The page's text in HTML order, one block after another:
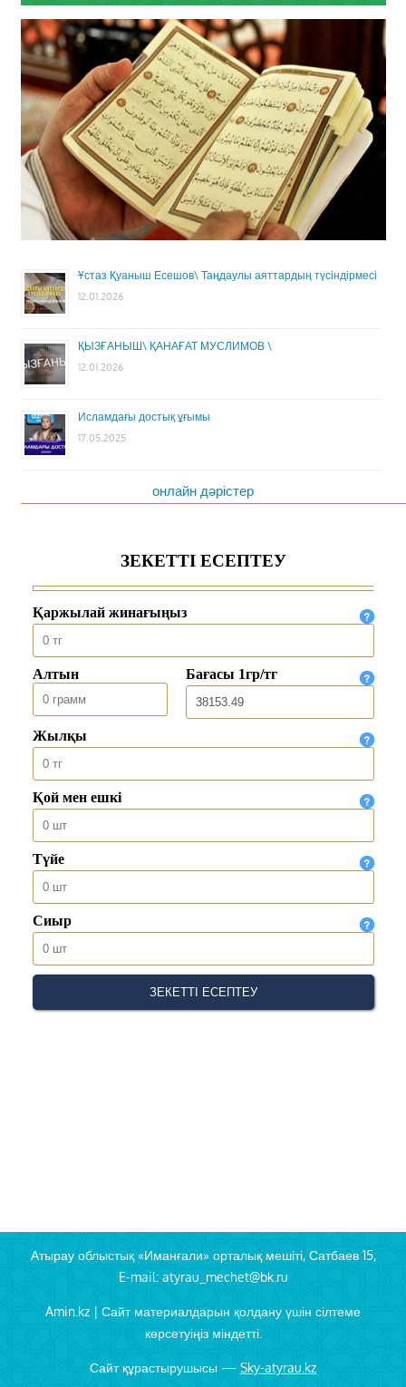
Ұстаз Қуаныш Есешов\ Таңдаулы аяттардың түсіндірмесі
12.01.2026
ҚЫЗҒАНЫШ\ ҚАНАҒАТ МУСЛИМОВ \
12.01.2026
Исламдағы достық ұғымы
17.05.2025
онлайн дәрістер
Атырау облыстық «Иманғали» орталық мешіті, Сатбаев 15,
E-mail: atyrau_mechet@bk.ru
Amin.kz | Сайт материалдарын қолдану үшін сілтеме
көрсетуіңіз міндетті.
Сайт құрастырушысы — Sky-atyrau.kz